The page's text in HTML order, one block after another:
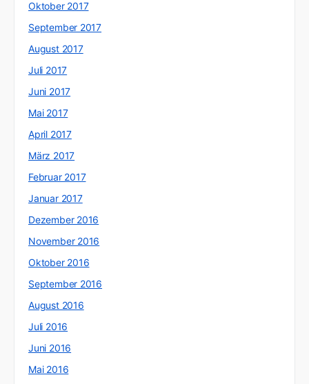
Oktober 2017
September 2017
August 2017
Juli 2017
Juni 2017
Mai 2017
April 2017
März 2017
Februar 2017
Januar 2017
Dezember 2016
November 2016
Oktober 2016
September 2016
August 2016
Juli 2016
Juni 2016
Mai 2016